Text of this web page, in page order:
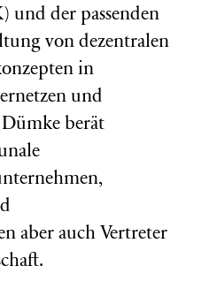
und der passenden
von dezentralen
in
und
berät
aber auch Vertreter